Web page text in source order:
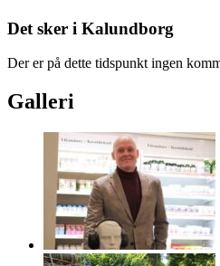
Det sker i Kalundborg
Der er på dette tidspunkt ingen
Galleri